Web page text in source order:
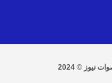
نيوز © 2024